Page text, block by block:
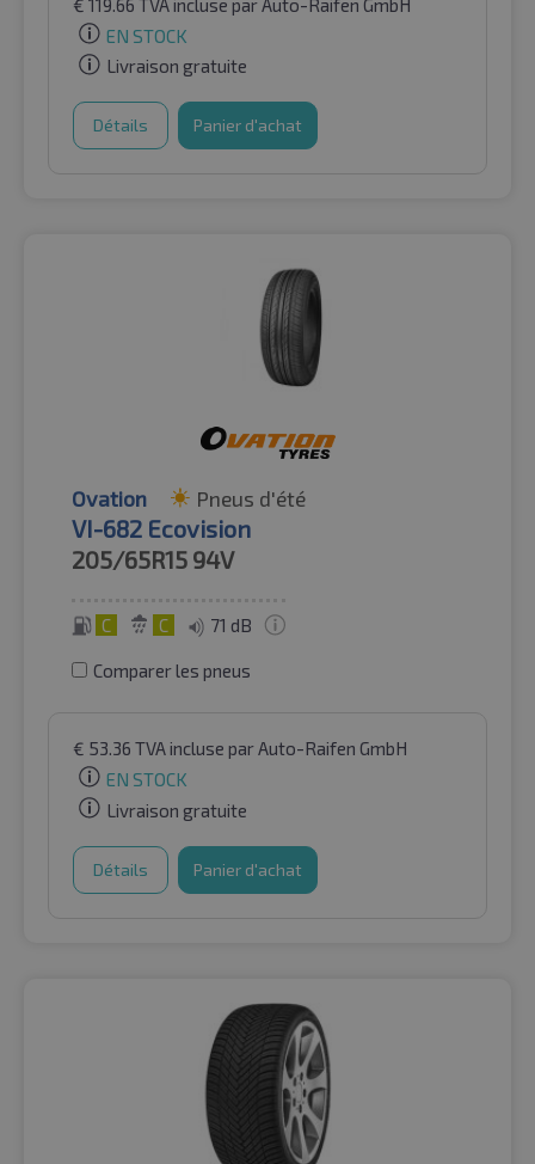
€ 119.66 TVA incluse par Auto-Raifen GmbH
EN STOCK
Livraison gratuite
Détails Panier d'achat
Ovation Pneus d'été
VI-682 Ecovision
205/65R15 94V
C C 71 dB
Comparer les pneus
€ 53.36 TVA incluse par Auto-Raifen GmbH
EN STOCK
Livraison gratuite
Détails Panier d'achat